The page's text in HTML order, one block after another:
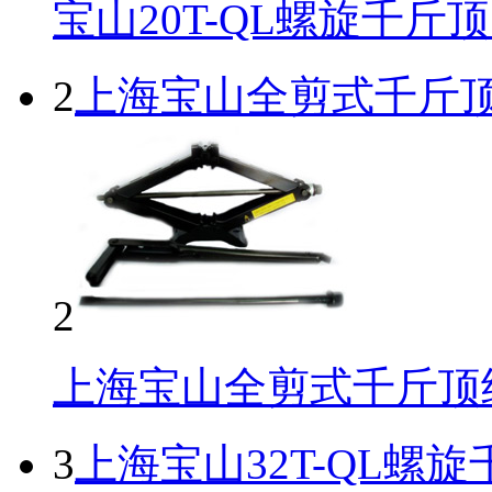
宝山20T-QL螺旋千斤
2 上海宝山全剪式千斤
2
上海宝山全剪式千斤
3 上海宝山32T-QL螺旋